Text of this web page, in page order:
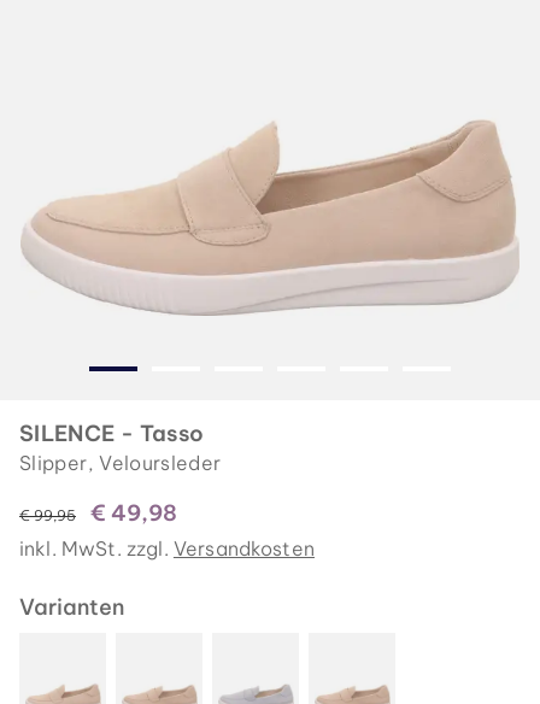
SILENCE - Tasso
Slipper, Veloursleder
statt
€ 99,95 € 49,98
inkl. MwSt. zzgl. Versandkosten
Varianten